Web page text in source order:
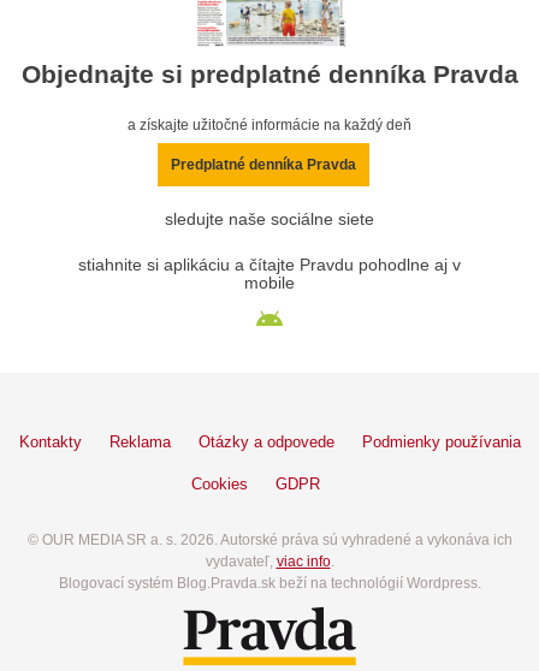
Objednajte si predplatné denníka Pravda
a získajte užitočné informácie na každý deň
Predplatné denníka Pravda
sledujte naše sociálne siete
stiahnite si aplikáciu a čítajte Pravdu pohodlne aj v
mobile
Kontakty Reklama Otázky a odpovede Podmienky používania
Cookies GDPR
© OUR MEDIA SR a. s. 2026. Autorské práva sú vyhradené a vykonáva ich
vydavateľ, viac info.
Blogovací systém Blog.Pravda.sk beží na technológií Wordpress.